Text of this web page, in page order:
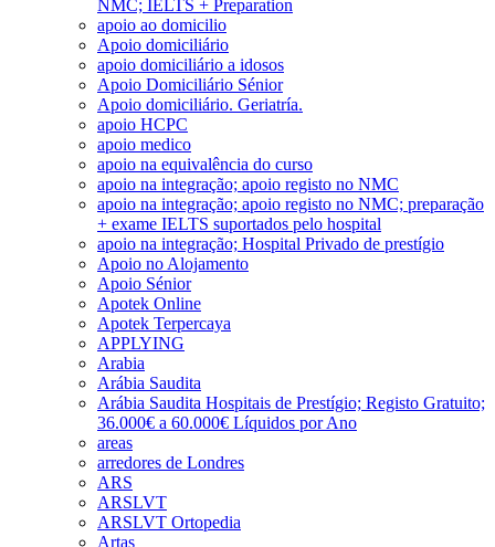
NMC; IELTS + Preparation
apoio ao domicilio
Apoio domiciliário
apoio domiciliário a idosos
Apoio Domiciliário Sénior
Apoio domiciliário. Geriatría.
apoio HCPC
apoio medico
apoio na equivalência do curso
apoio na integração; apoio registo no NMC
apoio na integração; apoio registo no NMC; preparação
+ exame IELTS suportados pelo hospital
apoio na integração; Hospital Privado de prestígio
Apoio no Alojamento
Apoio Sénior
Apotek Online
Apotek Terpercaya
APPLYING
Arabia
Arábia Saudita
Arábia Saudita Hospitais de Prestígio; Registo Gratuito;
36.000€ a 60.000€ Líquidos por Ano
areas
arredores de Londres
ARS
ARSLVT
ARSLVT Ortopedia
Artas